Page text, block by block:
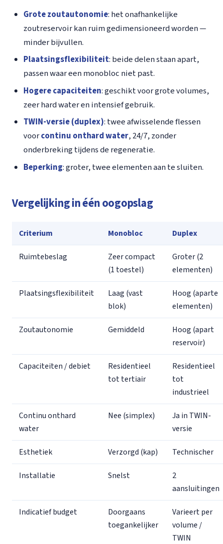
Grote zoutautonomie: het onafhankelijke
zoutreservoir kan ruim gedimensioneerd worden —
minder bijvullen.
Plaatsingsflexibiliteit: beide delen staan apart,
passen waar een monobloc niet past.
Hogere capaciteiten: geschikt voor grote volumes,
zeer hard water en intensief gebruik.
TWIN-versie (duplex): twee afwisselende flessen
voorcontinu onthard water, 24/7, zonder
onderbreking tijdens de regeneratie.
Beperking: groter, twee elementen aan te sluiten.
Vergelijking in één oogopslag
Criterium Monobloc Duplex
Ruimtebeslag
Zeer compact
(1 toestel)
Groter (2
elementen)
Plaatsingsflexibiliteit
Laag (vast
blok)
Hoog (aparte
elementen)
Zoutautonomie Gemiddeld
Hoog (apart
reservoir)
Capaciteiten / debiet
Residentieel
tot tertiair
Residentieel
tot
industrieel
Continu onthard
water
Nee (simplex)
Ja in TWIN-
versie
Esthetiek Verzorgd (kap) Technischer
Installatie Snelst
2
aansluitingen
Indicatief budget
Doorgaans
toegankelijker
Varieert per
volume /
TWIN